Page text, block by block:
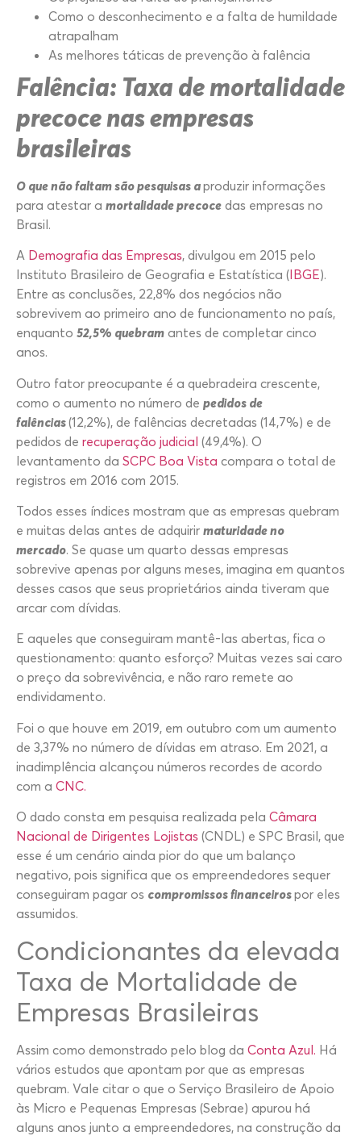
Como o desconhecimento e a falta de humildade
atrapalham
As melhores táticas de prevenção à falência
Falência: Taxa de mortalidade
precoce nas empresas
brasileiras
O que não faltam são pesquisas aproduzir informações
para atestar a mortalidade precoce das empresas no
Brasil.
A Demografia das Empresas, divulgou em 2015 pelo
Instituto Brasileiro de Geografia e Estatística (IBGE).
Entre as conclusões, 22,8% dos negócios não
sobrevivem ao primeiro ano de funcionamento no país,
enquanto 52,5% quebram antes de completar cinco
anos.
Outro fator preocupante é a quebradeira crescente,
como o aumento no número de pedidos de
falências(12,2%), de falências decretadas (14,7%) e de
pedidos de recuperação judicial (49,4%). O
levantamento da SCPC Boa Vista compara o total de
registros em 2016 com 2015.
Todos esses índices mostram que as empresas quebram
e muitas delas antes de adquirir maturidade no
mercado. Se quase um quarto dessas empresas
sobrevive apenas por alguns meses, imagina em quantos
desses casos que seus proprietários ainda tiveram que
arcar com dívidas.
E aqueles que conseguiram mantê-las abertas, fica o
questionamento: quanto esforço? Muitas vezes sai caro
o preço da sobrevivência, e não raro remete ao
endividamento.
Foi o que houve em 2019, em outubro com um aumento
de 3,37% no número de dívidas em atraso. Em 2021, a
inadimplência alcançou números recordes de acordo
com a CNC.
O dado consta em pesquisa realizada pela Câmara
Nacional de Dirigentes Lojistas (CNDL) e SPC Brasil, que
esse é um cenário ainda pior do que um balanço
negativo, pois significa que os empreendedores sequer
conseguiram pagar os compromissos financeirospor eles
assumidos.
Condicionantes da elevada
Taxa de Mortalidade de
Empresas Brasileiras
Assim como demonstrado pelo blog da Conta Azul. Há
vários estudos que apontam por que as empresas
quebram. Vale citar o que o Serviço Brasileiro de Apoio
às Micro e Pequenas Empresas (Sebrae) apurou há
alguns anos junto a empreendedores, na construção da